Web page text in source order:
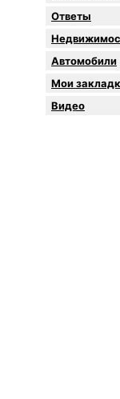
Oтветы
Автомобили
Мои
Видео